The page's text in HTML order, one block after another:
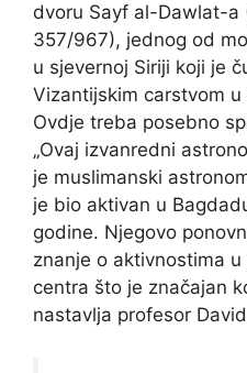
dvoru Sayf al-Dawlat-
357/967), jednog od
u sjevernoj Siriji koji je
Vizantijskim carstvom
Ovdje treba posebno
„Ovaj izvanredni
je muslimanski
je bio aktivan u
godine. Njegovo
znanje o aktivnostima
centra što je značajan
nastavlja profesor